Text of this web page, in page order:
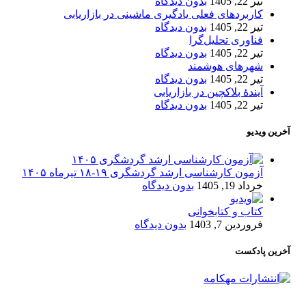
کاربردهای فعلی یادگیری ماشینی در بازاریابی
تیر 22, 1405
بدون دیدگاه
فناوری تحلیل‌گرا
تیر 22, 1405
بدون دیدگاه
شهرهای هوشمند
تیر 22, 1405
بدون دیدگاه
آیندۀ بلاکچین در بازاریابی
تیر 22, 1405
بدون دیدگاه
آخرین ویدیو
آزمون کارشناسی ارشد گردشگری ۱۹-۱۸ تیرماه ۱۴۰۵
خرداد 19, 1405
بدون دیدگاه
کتاب و کتابخوانی
فروردین 7, 1403
بدون دیدگاه
آخرین پادکست